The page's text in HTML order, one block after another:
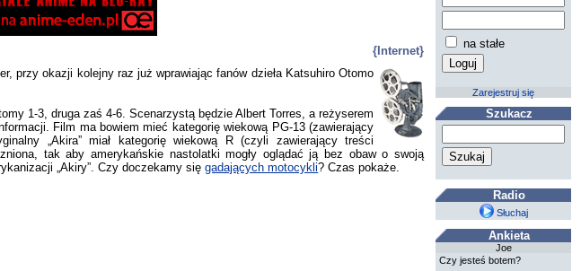
{Internet}
przy okazji kolejny raz już wprawiając fanów dzieła Katsuhiro Otomo
1-3, druga zaś 4-6. Scenarzystą będzie Albert Torres, a reżyserem
Film ma bowiem mieć kategorię wiekową PG-13 (zawierający
„Akira” miał kategorię wiekową R (czyli zawierający treści
tak aby amerykańskie nastolatki mogły oglądać ją bez obaw o swoją
„Akiry”. Czy doczekamy sięgadających motocykli? Czas pokaże.
na stałe
Zarejestruj się
Szukacz
Radio
Słuchaj
Ankieta
Joe
Czy jesteś botem?